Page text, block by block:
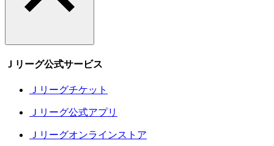
Ｊリーグ公式サービス
Ｊリーグチケット
Ｊリーグ公式アプリ
Ｊリーグオンラインストア